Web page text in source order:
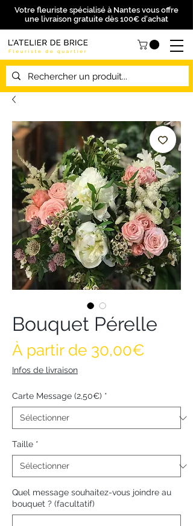
Votre fleuriste spécialisé à Nantes vous offre
une livraison gratuite dès 100€ d'achat
Bouquet Pérelle
À partir de 30,00€
Infos de livraison
Carte Message (2,50€) *
Taille *
Quel message souhaitez-vous joindre au
bouquet ? (facultatif)